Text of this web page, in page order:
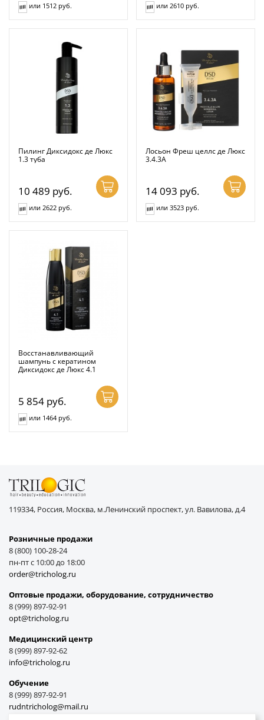
или 1512 руб. или 2610 руб.
Пилинг Диксидокс де Люкс
1.3 туба
10 489 руб.
или 2622 руб.
Лосьон Фреш целлс де Люкс
3.4.3А
14 093 руб.
или 3523 руб.
Восстанавливающий
шампунь с кератином
Диксидокс де Люкс 4.1
5 854 руб.
или 1464 руб.
119334, Россия, Москва, м.Ленинский проспект, ул. Вавилова, д.4
Розничные продажи
8 (800) 100-28-24
пн-пт с 10:00 до 18:00
order@tricholog.ru
Оптовые продажи, оборудование, cотрудничество
8 (999) 897-92-91
opt@tricholog.ru
Медицинский центр
8 (999) 897-92-62
info@tricholog.ru
Обучение
8 (999) 897-92-91
rudntricholog@mail.ru